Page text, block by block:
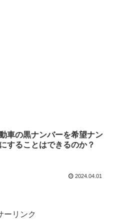
車の黒ナンバーを希望ナン
することはできるのか？
2024.04.01
ーリンク